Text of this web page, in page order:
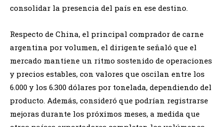
consolidar la presencia del país en ese destino.
Respecto de China, el principal comprador de carne
argentina por volumen, el dirigente señaló que el
mercado mantiene un ritmo sostenido de operaciones
y precios estables, con valores que oscilan entre los
6.000 y los 6.300 dólares por tonelada, dependiendo del
producto. Además, consideró que podrían registrarse
mejoras durante los próximos meses, a medida que